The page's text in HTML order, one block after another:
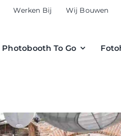
Werken Bij Wij Bouwen
Photobooth To Go